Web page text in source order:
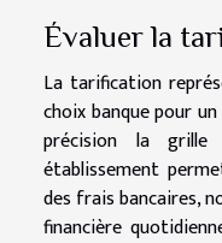
Évaluer la
La tarification
choix banque pour
précision la grille
établissement
des frais bancaires,
financière